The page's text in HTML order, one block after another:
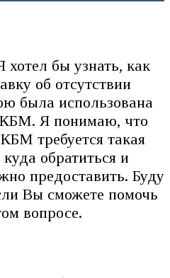
бы узнать, как
об отсутствии
была использована
КБМ. Я понимаю, что
требуется такая
обратиться и
предоставить. Буду
Вы сможете помочь
вопросе.